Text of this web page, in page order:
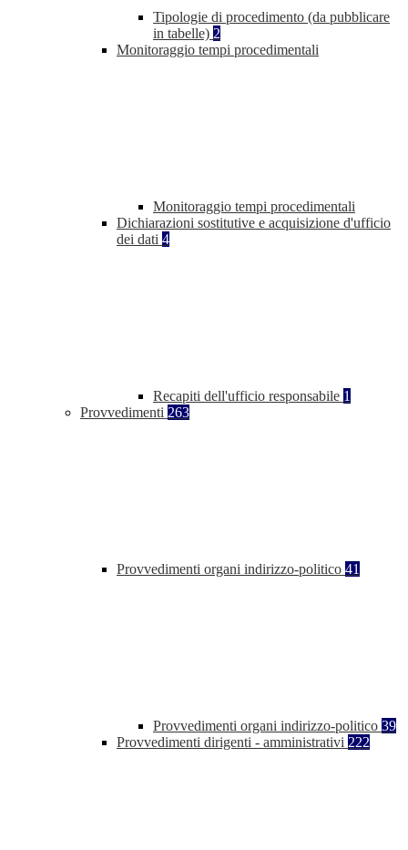
Tipologie di procedimento (da pubblicare
in tabelle) 2
Monitoraggio tempi procedimentali
Monitoraggio tempi procedimentali
Dichiarazioni sostitutive e acquisizione d'ufficio
dei dati 4
Recapiti dell'ufficio responsabile 1
Provvedimenti 263
Provvedimenti organi indirizzo-politico 41
Provvedimenti organi indirizzo-politico 39
Provvedimenti dirigenti - amministrativi 222